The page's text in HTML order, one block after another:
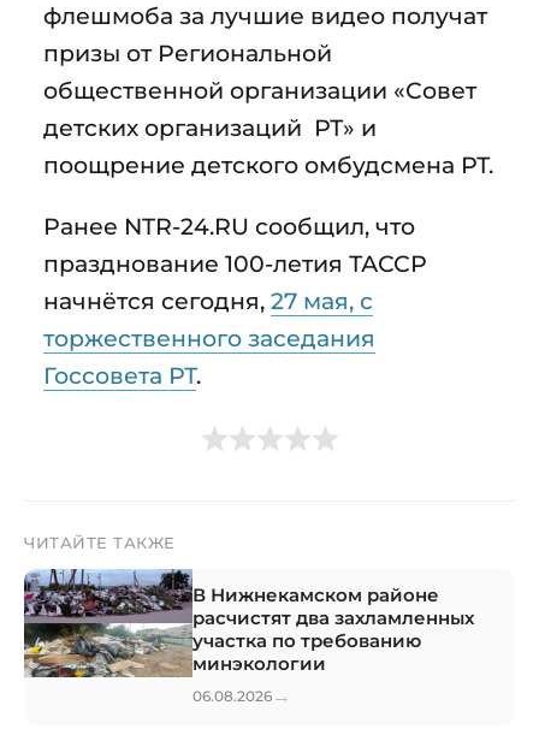
флешмоба за лучшие видео получат
призы от Региональной
общественной организации «Совет
детских организаций РТ» и
поощрение детского омбудсмена РТ.
Ранее NTR-24.RU сообщил, что
празднование 100-летия ТАССР
начнётся сегодня, 27 мая, с
торжественного заседания
Госсовета РТ.
ЧИТАЙТЕ ТАКЖЕ
В Нижнекамском районе
расчистят два захламленных
участка по требованию
минэкологии
06.08.2026 →